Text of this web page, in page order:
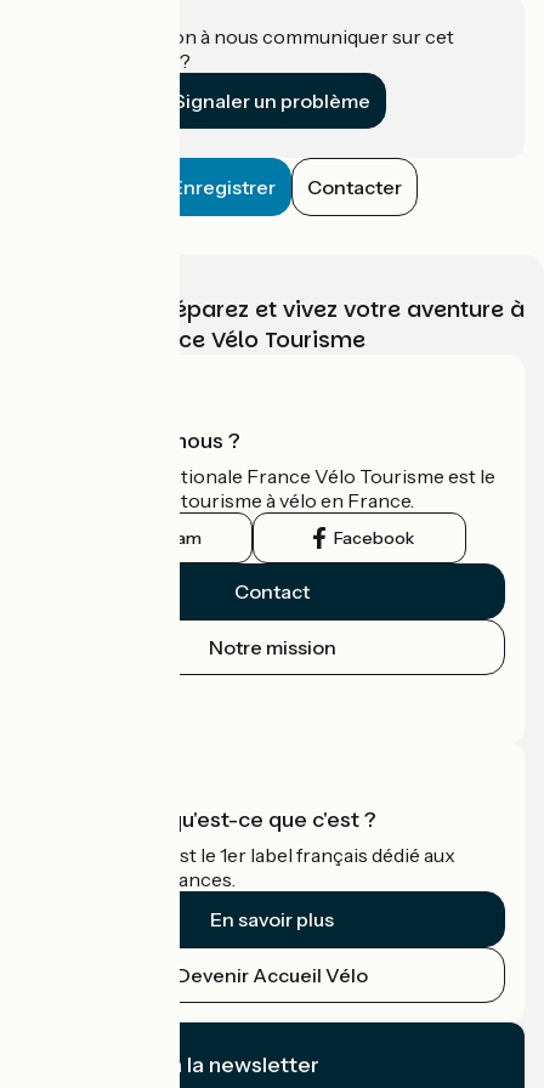
Une information à nous communiquer sur cet
établissement ?
Signaler un problème
Enregistrer Contacter
Choisissez, préparez et vivez votre aventure à
vélo avec France Vélo Tourisme
Qui sommes-nous ?
L'association nationale France Vélo Tourisme est le
guide officiel du tourisme à vélo en France.
Instagram Facebook
Contact
Notre mission
Accueil Vélo qu'est-ce que c'est ?
Accueil Vélo c'est le 1er label français dédié aux
cyclistes en vacances.
En savoir plus
Devenir Accueil Vélo
Je m'abonne à la newsletter